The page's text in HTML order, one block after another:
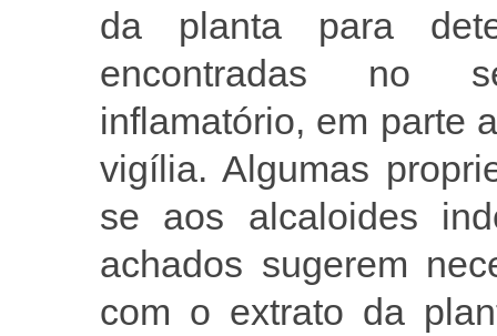
da planta para
encontradas no
inflamatório, em parte
vigília. Algumas
se aos alcaloides
achados sugerem
com o extrato da